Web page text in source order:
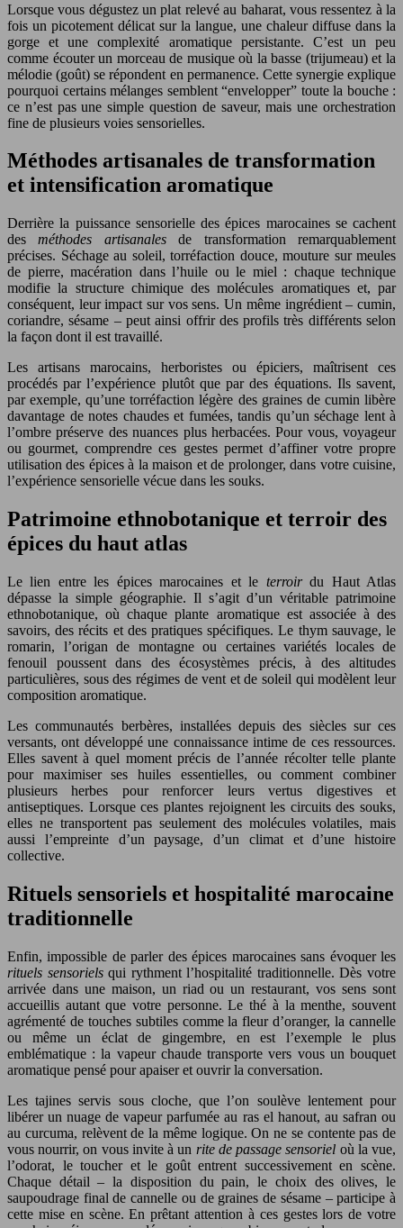
Lorsque vous dégustez un plat relevé au baharat, vous ressentez à la
fois un picotement délicat sur la langue, une chaleur diffuse dans la
gorge et une complexité aromatique persistante. C’est un peu
comme écouter un morceau de musique où la basse (trijumeau) et la
mélodie (goût) se répondent en permanence. Cette synergie explique
pourquoi certains mélanges semblent “envelopper” toute la bouche :
ce n’est pas une simple question de saveur, mais une orchestration
fine de plusieurs voies sensorielles.
Méthodes artisanales de transformation
et intensification aromatique
Derrière la puissance sensorielle des épices marocaines se cachent
desméthodes artisanalesde transformation remarquablement
précises. Séchage au soleil, torréfaction douce, mouture sur meules
de pierre, macération dans l’huile ou le miel : chaque technique
modifie la structure chimique des molécules aromatiques et, par
conséquent, leur impact sur vos sens. Un même ingrédient – cumin,
coriandre, sésame – peut ainsi offrir des profils très différents selon
la façon dont il est travaillé.
Les artisans marocains, herboristes ou épiciers, maîtrisent ces
procédés par l’expérience plutôt que par des équations. Ils savent,
par exemple, qu’une torréfaction légère des graines de cumin libère
davantage de notes chaudes et fumées, tandis qu’un séchage lent à
l’ombre préserve des nuances plus herbacées. Pour vous, voyageur
ou gourmet, comprendre ces gestes permet d’affiner votre propre
utilisation des épices à la maison et de prolonger, dans votre cuisine,
l’expérience sensorielle vécue dans les souks.
Patrimoine ethnobotanique et terroir des
épices du haut atlas
Le lien entre les épices marocaines et le terroirdu Haut Atlas
dépasse la simple géographie. Il s’agit d’un véritable patrimoine
ethnobotanique, où chaque plante aromatique est associée à des
savoirs, des récits et des pratiques spécifiques. Le thym sauvage, le
romarin, l’origan de montagne ou certaines variétés locales de
fenouil poussent dans des écosystèmes précis, à des altitudes
particulières, sous des régimes de vent et de soleil qui modèlent leur
composition aromatique.
Les communautés berbères, installées depuis des siècles sur ces
versants, ont développé une connaissance intime de ces ressources.
Elles savent à quel moment précis de l’année récolter telle plante
pour maximiser ses huiles essentielles, ou comment combiner
plusieurs herbes pour renforcer leurs vertus digestives et
antiseptiques. Lorsque ces plantes rejoignent les circuits des souks,
elles ne transportent pas seulement des molécules volatiles, mais
aussi l’empreinte d’un paysage, d’un climat et d’une histoire
collective.
Rituels sensoriels et hospitalité marocaine
traditionnelle
Enfin, impossible de parler des épices marocaines sans évoquer les
rituels sensorielsqui rythment l’hospitalité traditionnelle. Dès votre
arrivée dans une maison, un riad ou un restaurant, vos sens sont
accueillis autant que votre personne. Le thé à la menthe, souvent
agrémenté de touches subtiles comme la fleur d’oranger, la cannelle
ou même un éclat de gingembre, en est l’exemple le plus
emblématique : la vapeur chaude transporte vers vous un bouquet
aromatique pensé pour apaiser et ouvrir la conversation.
Les tajines servis sous cloche, que l’on soulève lentement pour
libérer un nuage de vapeur parfumée au ras el hanout, au safran ou
au curcuma, relèvent de la même logique. On ne se contente pas de
vous nourrir, on vous invite à un rite de passage sensoriel où la vue,
l’odorat, le toucher et le goût entrent successivement en scène.
Chaque détail – la disposition du pain, le choix des olives, le
saupoudrage final de cannelle ou de graines de sésame – participe à
cette mise en scène. En prêtant attention à ces gestes lors de votre